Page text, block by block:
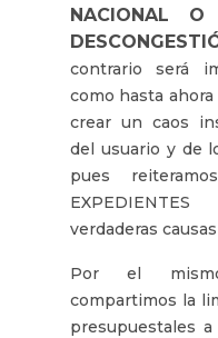
NACIONAL O
contrario será
como hasta
crear un caos
del usuario y de
pues
verdaderas
Por el
compartimos la
presupuestales